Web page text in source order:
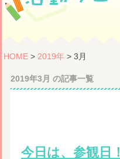
HOME> 2019年> 3月
2019年3月 の記事一覧
今日は、参観日！